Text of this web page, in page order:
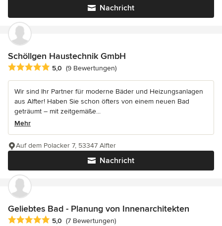
Nachricht
Schöllgen Haustechnik GmbH
Durchschnittliche Bewertung: 5 von 5 Sternen
5,0 (9 Bewertungen)
Wir sind Ihr Partner für moderne Bäder und Heizungsanlagen
aus Alfter! Haben Sie schon öfters von einem neuen Bad
geträumt – mit zeitgemäße...
Mehr
Nachricht
Auf dem Polacker 7, 53347 Alfter
Geliebtes Bad - Planung von Innenarchitekten
Durchschnittliche Bewertung: 5 von 5 Sternen
5,0 (7 Bewertungen)